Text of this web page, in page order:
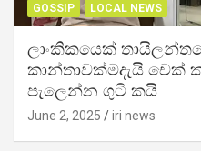
GOSSIP LOCAL NEWS
ලාංකිකයෙක්
කාන්තාවක්මදැයි
පැලෙන්න ගුටි කයි
June 2, 2025 iri news